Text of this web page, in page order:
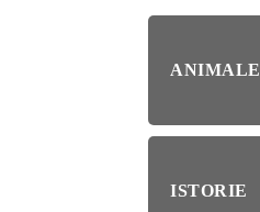
ANIMALE
ISTORIE